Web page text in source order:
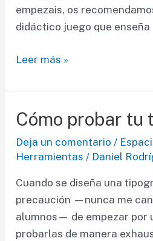
empezais, os
didáctico juego que enseña
Acaba
el
mal
espaciado
aprendiendo
a
ajustar
kerning
Leer más »
Cómo probar tu
Deja un comentario /
Herramientas / Daniel
Cuando se diseña una
precaución —nunca me
alumnos— de empezar por
probarlas de manera